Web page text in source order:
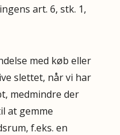
art. 6, stk. 1,
med køb eller
slettet, når vi har
medmindre der
at gemme
f.eks. en